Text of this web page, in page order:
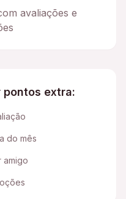
avaliações e
pontos extra:
do mês
amigo